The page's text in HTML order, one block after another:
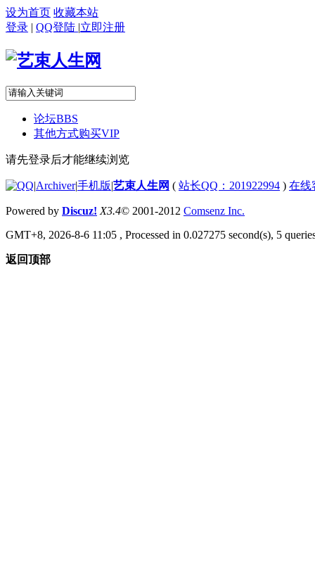
设为首页 收藏本站
登录 | QQ登陆 |立即注册
论坛BBS
其他方式购买VIP
请先登录后才能继续浏览
|Archiver|手机版|艺束人生网 ( 站长QQ：201922994 ) 在线
Powered by Discuz! X3.4© 2001-2012 Comsenz Inc.
GMT+8, 2026-8-6 11:05 , Processed in 0.027275 second(s), 5
返回顶部